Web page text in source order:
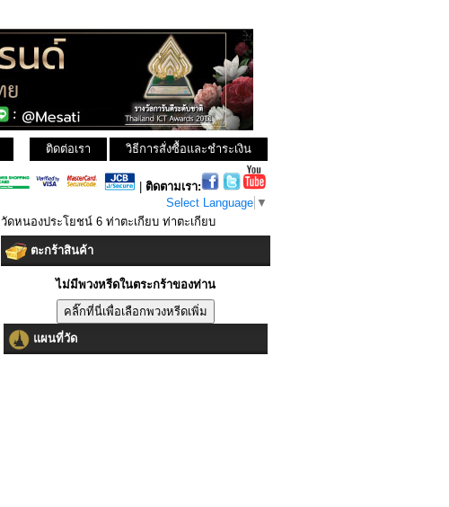
วิธีการสั่งซื้อและชำระเงิน
ติดต่อเรา
ติดตามเรา:
Select Language ▼
วัดหนองประโยชน์ 6 ท่าตะเกียบ ท่าตะเกียบ
ตะกร้าสินค้า
ไม่มีพวงหรีดในตระกร้าของท่าน
แผนที่วัด